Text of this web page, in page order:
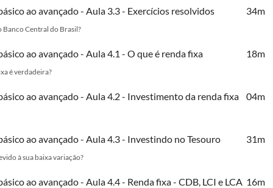
ao avançado - Aula 3.3 - Exercícios resolvidos 34m
Banco Central do Brasil?
ao avançado - Aula 4.1 - O que é renda fixa 18m
é verdadeira?
ao avançado - Aula 4.2 - Investimento da renda fixa 04m
ao avançado - Aula 4.3 - Investindo no Tesouro 31m
à sua baixa variação?
ao avançado - Aula 4.4 - Renda fixa - CDB, LCI e LCA 16m